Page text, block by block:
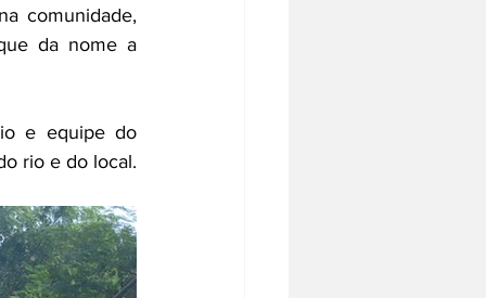
comunidade,
da nome a
e equipe do
rio e do local.